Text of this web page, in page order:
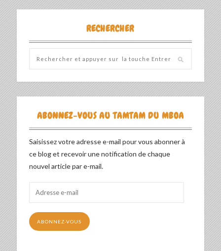
RECHERCHER
ABONNEZ-VOUS AU TAMTAM DU MBOA
Saisissez votre adresse e-mail pour vous abonner à
ce blog et recevoir une notification de chaque
nouvel article par e-mail.
Adresse
e-
mail
ABONNEZ-VOUS